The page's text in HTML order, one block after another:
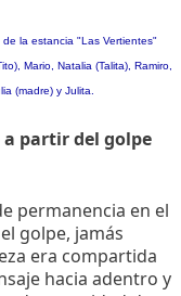
la estancia "Las Vertientes"
Mario, Natalia (Talita), Ramiro,
(madre) y Julita.
a partir del golpe
permanencia en el
golpe, jamás
era compartida
hacia adentro y